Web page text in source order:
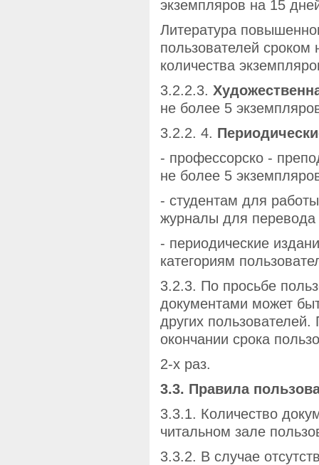
экземпляров на 15
Литература
пользователей сроком
количества
3.2.2.3.
не более 5
3.2.2. 4.
- профессорско -
не более 5
- студентам для
журналы для перевода
- периодические
категориям
3.2.3. По просьбе
документами может
других
окончании срока
2-х раз.
3.3. Правила
3.3.1. Количество
читальном зале
3.3.2. В случае